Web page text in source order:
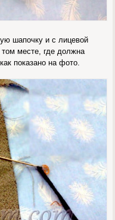
шапочку и с лицевой
том месте, где должна
показано на фото.